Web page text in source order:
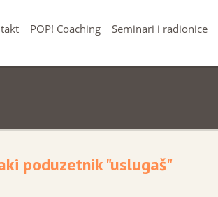
POP! Coaching Seminari i radionice
poduzetnik "uslugaš"